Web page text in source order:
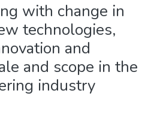
with change in
technologies,
and
and scope in the
industry